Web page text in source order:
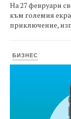
На 27 февруари
към големия
приключение,
БИЗНЕС